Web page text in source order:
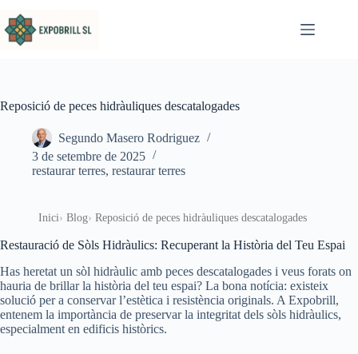
Reposició de peces hidràuliques descatalogades
Segundo Masero Rodriguez
3 de setembre de 2025
restaurar terres, restaurar terres
Inici Blog Reposició de peces hidràuliques descatalogades
Restauració de Sòls Hidràulics: Recuperant la Història del Teu Espai
Has heretat un sòl hidràulic amb peces descatalogades i veus forats on
hauria de brillar la història del teu espai? La bona notícia: existeix
solució per a conservar l’estètica i resistència originals. A Expobrill,
entenem la importància de preservar la integritat dels sòls hidràulics,
especialment en edificis històrics.